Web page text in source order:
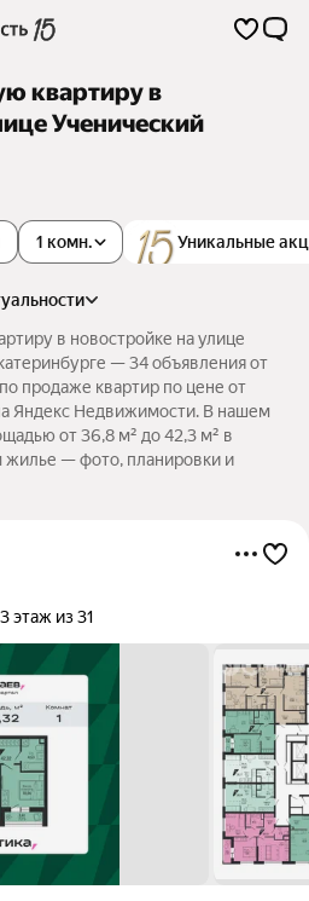
квартиру в
Ученический
Уникальные
1 комн.
в новостройке на улице
— 34 объявления от
продаже квартир по цене от
Яндекс Недвижимости. В нашем
от 36,8 м² до 42,3 м² в
жилье — фото, планировки и
3 этаж из 31